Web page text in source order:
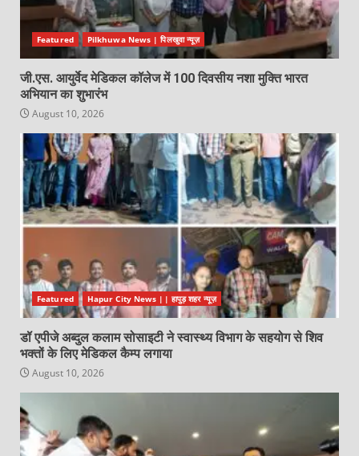
Featured Pilkhuwa News | पिलखुवा न्यूज़
जी.एस. आयुर्वेद मेडिकल कॉलेज में 100 दिवसीय नशा मुक्ति भारत
अभियान का शुभारंभ
August 10, 2026
Featured Hapur City News || हापुड़ शहर न्यूज़
डॉ एपीजे अब्दुल कलाम सोसाइटी ने स्वास्थ्य विभाग के सहयोग से शिव
भक्तों के लिए मेडिकल कैम्प लगाया
August 10, 2026